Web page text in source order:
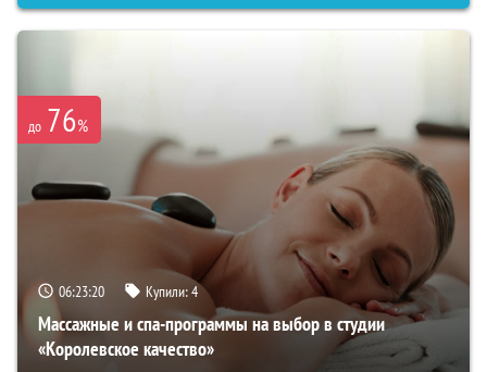
до 76%
06:23:19 Купили:4
Массажные и спа-программы на выбор в студии
«Королевское качество»